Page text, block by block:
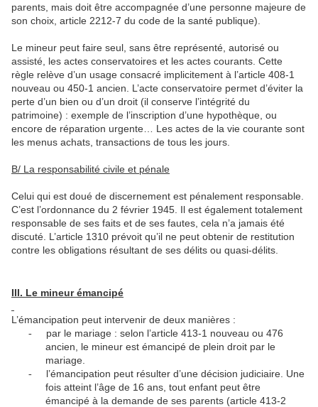
parents, mais doit être accompagnée d’une personne majeure de
son choix, article 2212-7 du code de la santé publique).
Le mineur peut faire seul, sans être représenté, autorisé ou
assisté, les actes conservatoires et les actes courants. Cette
règle relève d’un usage consacré implicitement à l’article 408-1
nouveau ou 450-1 ancien. L’acte conservatoire permet d’éviter la
perte d’un bien ou d’un droit (il conserve l’intégrité du
patrimoine) : exemple de l’inscription d’une hypothèque, ou
encore de réparation urgente… Les actes de la vie courante sont
les menus achats, transactions de tous les jours.
B/ La responsabilité civile et pénale
Celui qui est doué de discernement est pénalement responsable.
C’est l’ordonnance du 2 février 1945. Il est également totalement
responsable de ses faits et de ses fautes, cela n’a jamais été
discuté. L’article 1310 prévoit qu’il ne peut obtenir de restitution
contre les obligations résultant de ses délits ou quasi-délits.
III. Le mineur émancipé
L’émancipation peut intervenir de deux manières :
-
par le mariage : selon l’article 413-1 nouveau ou 476
ancien, le mineur est émancipé de plein droit par le
mariage.
-
l’émancipation peut résulter d’une décision judiciaire. Une
fois atteint l’âge de 16 ans, tout enfant peut être
émancipé à la demande de ses parents (article 413-2